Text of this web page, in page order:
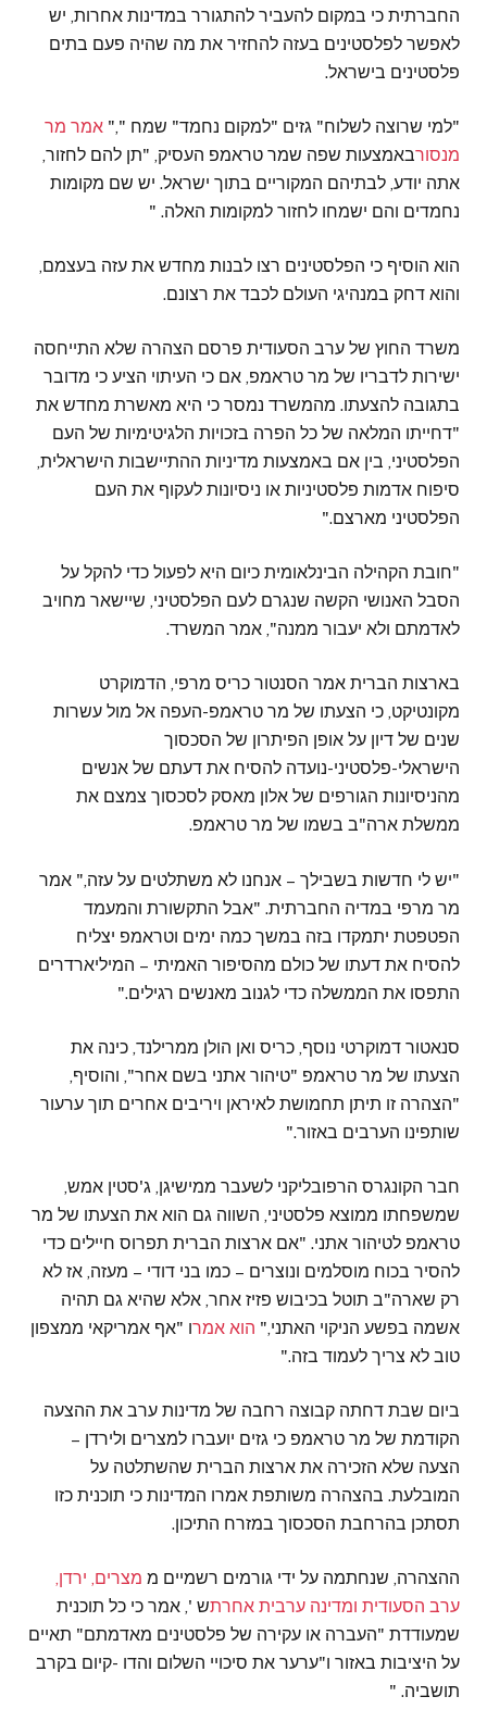
החברתית כי במקום להעביר להתגורר במדינות אחרות, יש
לאפשר לפלסטינים בעזה להחזיר את מה שהיה פעם בתים
פלסטינים בישראל.
"למי שרוצה לשלוח" גזים "למקום נחמד" שמח "," אמר מר
מנסורבאמצעות שפה שמר טראמפ העסיק, "תן להם לחזור,
אתה יודע, לבתיהם המקוריים בתוך ישראל. יש שם מקומות
נחמדים והם ישמחו לחזור למקומות האלה. "
הוא הוסיף כי הפלסטינים רצו לבנות מחדש את עזה בעצמם,
והוא דחק במנהיגי העולם לכבד את רצונם.
משרד החוץ של ערב הסעודית פרסם הצהרה שלא התייחסה
ישירות לדבריו של מר טראמפ, אם כי העיתוי הציע כי מדובר
בתגובה להצעתו. מהמשרד נמסר כי היא מאשרת מחדש את
"דחייתו המלאה של כל הפרה בזכויות הלגיטימיות של העם
הפלסטיני, בין אם באמצעות מדיניות ההתיישבות הישראלית,
סיפוח אדמות פלסטיניות או ניסיונות לעקוף את העם
הפלסטיני מארצם."
"חובת הקהילה הבינלאומית כיום היא לפעול כדי להקל על
הסבל האנושי הקשה שנגרם לעם הפלסטיני, שיישאר מחויב
לאדמתם ולא יעבור ממנה", אמר המשרד.
בארצות הברית אמר הסנטור כריס מרפי, הדמוקרט
מקונטיקט, כי הצעתו של מר טראמפ-העפה אל מול עשרות
שנים של דיון על אופן הפיתרון של הסכסוך
הישראלי-פלסטיני-נועדה להסיח את דעתם של אנשים
מהניסיונות הגורפים של אלון מאסק לסכסוך צמצם את
ממשלת ארה"ב בשמו של מר טראמפ.
"יש לי חדשות בשבילך – אנחנו לא משתלטים על עזה," אמר
מר מרפי במדיה החברתית. "אבל התקשורת והמעמד
הפטפטת יתמקדו בזה במשך כמה ימים וטראמפ יצליח
להסיח את דעתו של כולם מהסיפור האמיתי – המיליארדרים
התפסו את הממשלה כדי לגנוב מאנשים רגילים."
סנאטור דמוקרטי נוסף, כריס ואן הולן ממרילנד, כינה את
הצעתו של מר טראמפ "טיהור אתני בשם אחר", והוסיף,
"הצהרה זו תיתן תחמושת לאיראן ויריבים אחרים תוך ערעור
שותפינו הערבים באזור."
חבר הקונגרס הרפובליקני לשעבר ממישיגן, ג'סטין אמש,
שמשפחתו ממוצא פלסטיני, השווה גם הוא את הצעתו של מר
טראמפ לטיהור אתני. "אם ארצות הברית תפרוס חיילים כדי
להסיר בכוח מוסלמים ונוצרים – כמו בני דודי – מעזה, אז לא
רק שארה"ב תוטל בכיבוש פזיז אחר, אלא שהיא גם תהיה
אשמה בפשע הניקוי האתני," הוא אמרו "אף אמריקאי ממצפון
טוב לא צריך לעמוד בזה."
ביום שבת דחתה קבוצה רחבה של מדינות ערב את ההצעה
הקודמת של מר טראמפ כי גזים יועברו למצרים ולירדן –
הצעה שלא הזכירה את ארצות הברית שהשתלטה על
המובלעת. בהצהרה משותפת אמרו המדינות כי תוכנית כזו
תסתכן בהרחבת הסכסוך במזרח התיכון.
ההצהרה, שנחתמה על ידי גורמים רשמיים מ מצרים, ירדן,
ערב הסעודית ומדינה ערבית אחרתש ', אמר כי כל תוכנית
שמעודדת "העברה או עקירה של פלסטינים מאדמתם" תאיים
על היציבות באזור ו"ערער את סיכויי השלום והדו -קיום בקרב
תושביה. "